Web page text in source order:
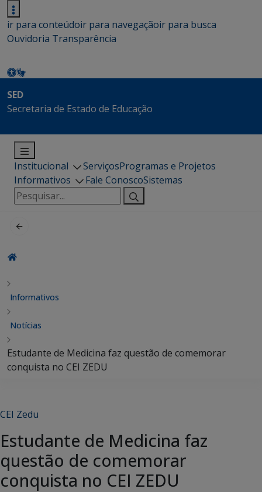
ir para conteúdoir para navegaçãoir para busca
Ouvidoria Transparência
SED
Secretaria de Estado de Educação
Institucional ServiçosProgramas e Projetos
Informativos
Fale ConoscoSistemas
Pesquisar
por:
Informativos
Notícias
Estudante de Medicina faz questão de comemorar
conquista no CEI ZEDU
CEI Zedu
Estudante de Medicina faz
questão de comemorar
conquista no CEI ZEDU